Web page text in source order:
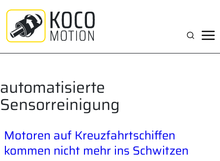
Inhalt
springen
Suchen
automatisierte
Sensorreinigung
Motoren auf Kreuzfahrtschiffen
kommen nicht mehr ins Schwitzen